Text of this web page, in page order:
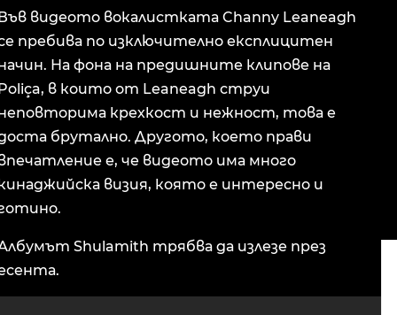
видеото вокалистката Channy Leaneagh
пребива по изключително експлицитен
На фона на предишните клипове на
в които от Leaneagh струи
крехкост и нежност, това е
брутално. Другото, което прави
е, че видеото има много
визия, която е интересно и
Shulamith трябва да излезе през